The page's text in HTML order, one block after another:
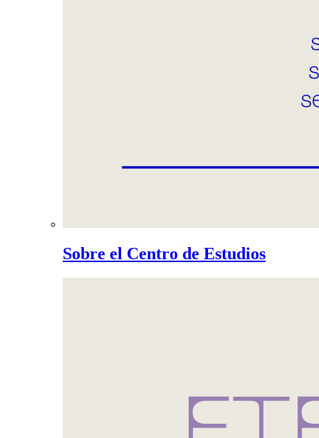
Sobre el Centro de Estudios